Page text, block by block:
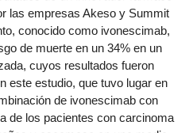
las empresas Akeso y Summit
conocido como ivonescimab,
de muerte en un 34% en un
cuyos resultados fueron
este estudio, que tuvo lugar en
de ivonescimab con
de los pacientes con carcinoma